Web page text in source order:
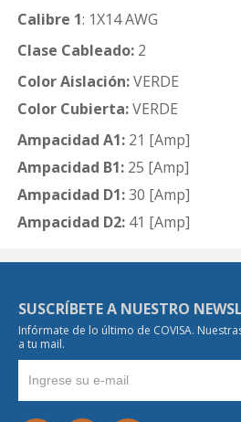
Calibre 1: 1X14 AWG
Clase Cableado: 2
Color Aislación:VERDE
Color Cubierta:VERDE
Ampacidad A1: 21 [Amp]
Ampacidad B1: 25 [Amp]
Ampacidad D1:30 [Amp]
Ampacidad D2: 41 [Amp]
SUSCRÍBETE A NUESTRO
Infórmate de lo último de COVISA.
a tu mail.